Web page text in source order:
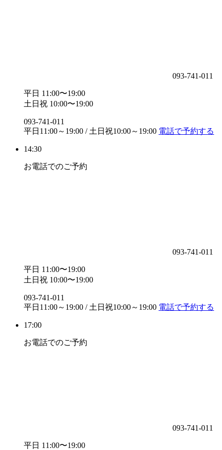
093-741-011
平日 11:00〜19:00
土日祝 10:00〜19:00
093-741-011
平日11:00～19:00 / 土日祝10:00～19:00 電話で予約する
14:30
お電話でのご予約
093-741-011
平日 11:00〜19:00
土日祝 10:00〜19:00
093-741-011
平日11:00～19:00 / 土日祝10:00～19:00 電話で予約する
17:00
お電話でのご予約
093-741-011
平日 11:00〜19:00